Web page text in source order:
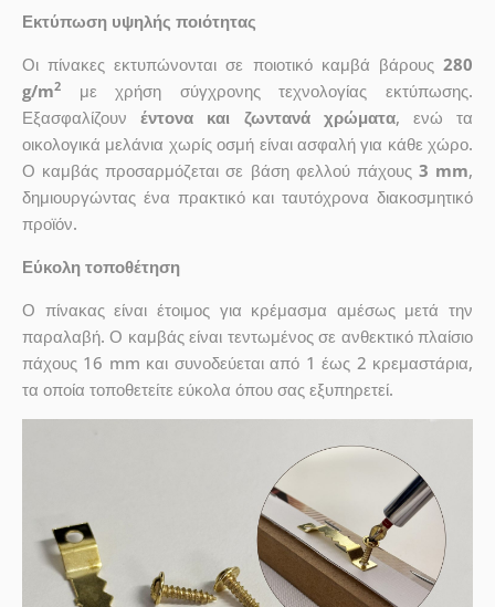
Εκτύπωση υψηλής ποιότητας
Οι πίνακες εκτυπώνονται σε ποιοτικό καμβά βάρους280
g/m2με χρήση σύγχρονης τεχνολογίας εκτύπωσης.
Εξασφαλίζουνέντονα και ζωντανά χρώματα, ενώ τα
οικολογικά μελάνια χωρίς οσμή είναι ασφαλή για κάθε χώρο.
Ο καμβάς προσαρμόζεται σε βάση φελλού πάχους 3 mm,
δημιουργώντας ένα πρακτικό και ταυτόχρονα διακοσμητικό
προϊόν.
Εύκολη τοποθέτηση
Ο πίνακας είναι έτοιμος για κρέμασμα αμέσως μετά την
παραλαβή. Ο καμβάς είναι τεντωμένος σε ανθεκτικό πλαίσιο
πάχους 16 mm και συνοδεύεται από 1 έως 2 κρεμαστάρια,
τα οποία τοποθετείτε εύκολα όπου σας εξυπηρετεί.